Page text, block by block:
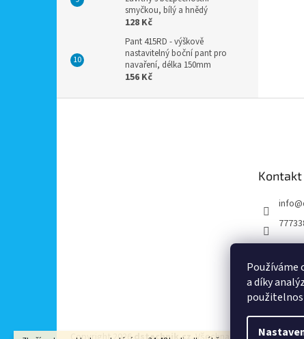
Používáme
a díky
smyčkou, bílý a hnědý
128 Kč
Pant 415RD - výškově
nastavitelný boční pant pro
navaření, délka 150mm
156 Kč
Kontakt
info@